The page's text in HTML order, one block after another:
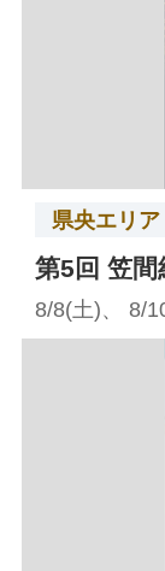
県央エリ
第5回 笠
8/8(土)、 8/